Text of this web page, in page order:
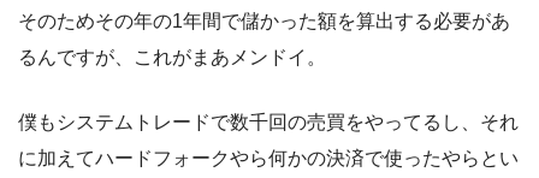
そのためその年の1年間で儲かった額を算出する必要があ
るんですが、これがまあメンドイ。
僕もシステムトレードで数千回の売買をやってるし、それ
に加えてハードフォークやら何かの決済で使ったやらとい